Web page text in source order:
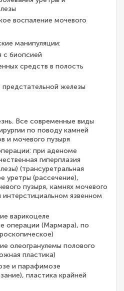
воспаление мочевого
манипуляции:
с биопсией
средств в полость
железы
Все современные виды
по поводу камней
и мочевого пузыря
при аденоме
гиперплазия
(трансуретральная
уретры (рассечение),
пузыря, камнях мочевого
интерстициальном язвенном
варикоцеле
операции (Мармара), по
олеогранулемы полового
пластика)
и парафимозе
пластика крайней